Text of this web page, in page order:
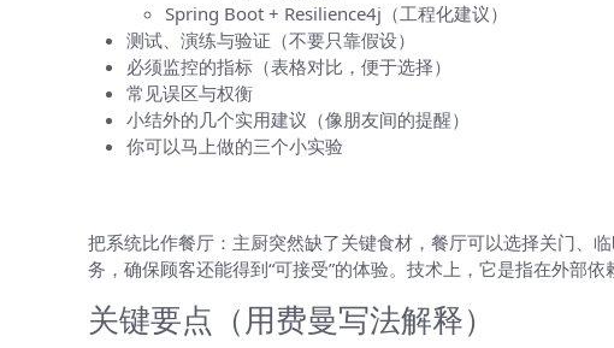
Spring Boot + Resilience4j（工程化建议）
测试、演练与验证（不要只靠假设）
必须监控的指标（表格对比，便于选择）
常见误区与权衡
小结外的几个实用建议（像朋友间的提醒）
你可以马上做的三个小实验
把系统比作餐厅：主厨突然缺了关键食材，餐厅可以选择关门
务，确保顾客还能得到“可接受”的体验。技术上，它是指在外部
关键要点（用费曼写法解释）